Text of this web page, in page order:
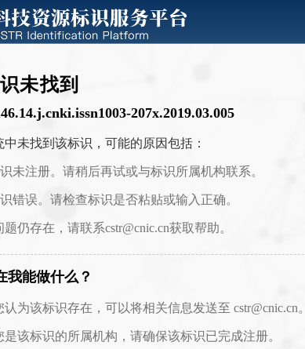
未找到
207x.2019.03.005
中未找到该标识，可能的原因包括：
识未注册。请稍后再试或与标识所属机构联系。
识错误。请检查标识是否粘贴或输入正确。
题仍存在，请联系cstr@cnic.cn获取帮助。
我能做什么？
认为该标识存在，可以将相关信息发送至 cstr@cnic.cn。
是该标识的所属机构，请确保该标识已完成注册。